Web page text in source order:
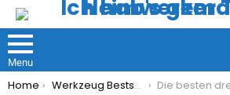
Menu
You are here:
Home Werkzeug Bestseller Die besten drehzahlregelung bohrmaschine